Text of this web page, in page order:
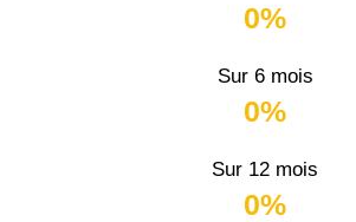
0%
Sur 6 mois
0%
Sur 12 mois
0%